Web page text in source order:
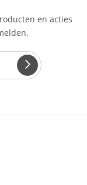
en acties